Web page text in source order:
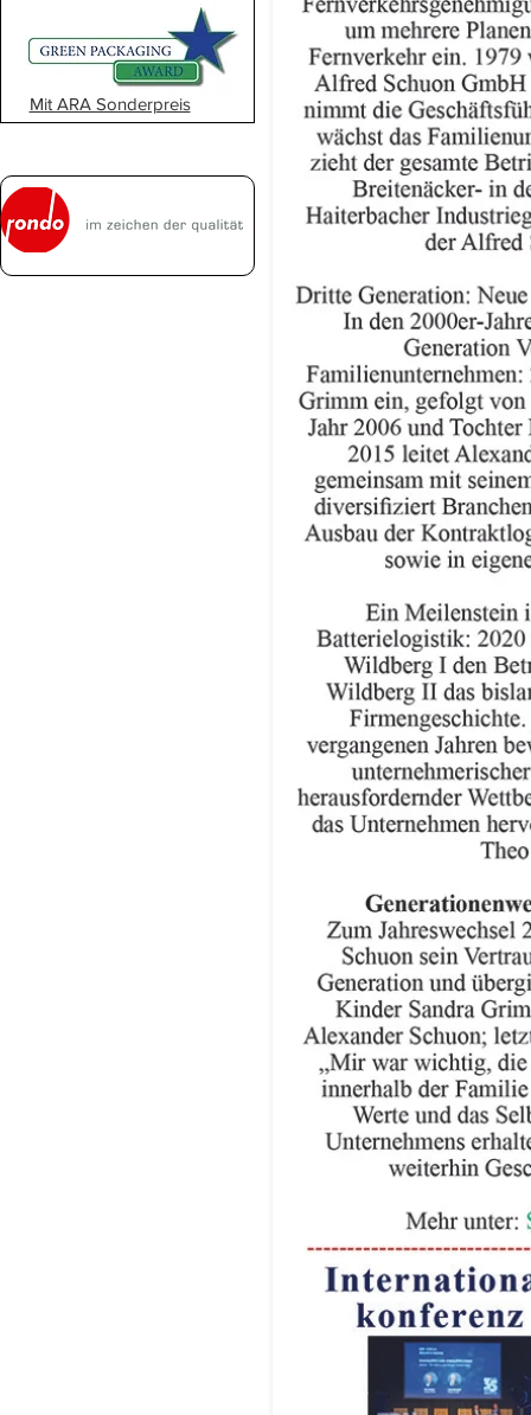
Mit ARA Sonderpreis